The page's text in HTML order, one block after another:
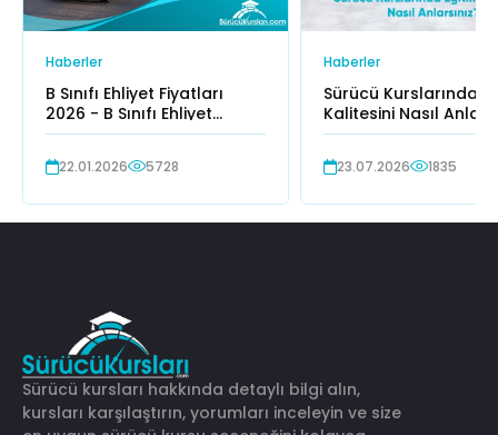
Haberler
B Sınıfı Ehliyet Fiyatları
2026 - B Sınıfı Ehliyet
Ücretleri
22.01.2026 5728
Haberler
Sürücü Kurslarında
Kalitesini Nasıl
23.07.2026 1835
Sürücü kursları hakkında detaylı bilgi alın,
kursları karşılaştırın, yorumları inceleyin ve size